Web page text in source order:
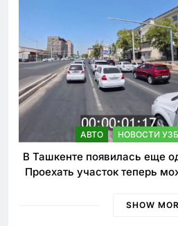
АВТО НОВОСТИ
В Ташкенте появилась еще
Проехать участок теперь
SHOW